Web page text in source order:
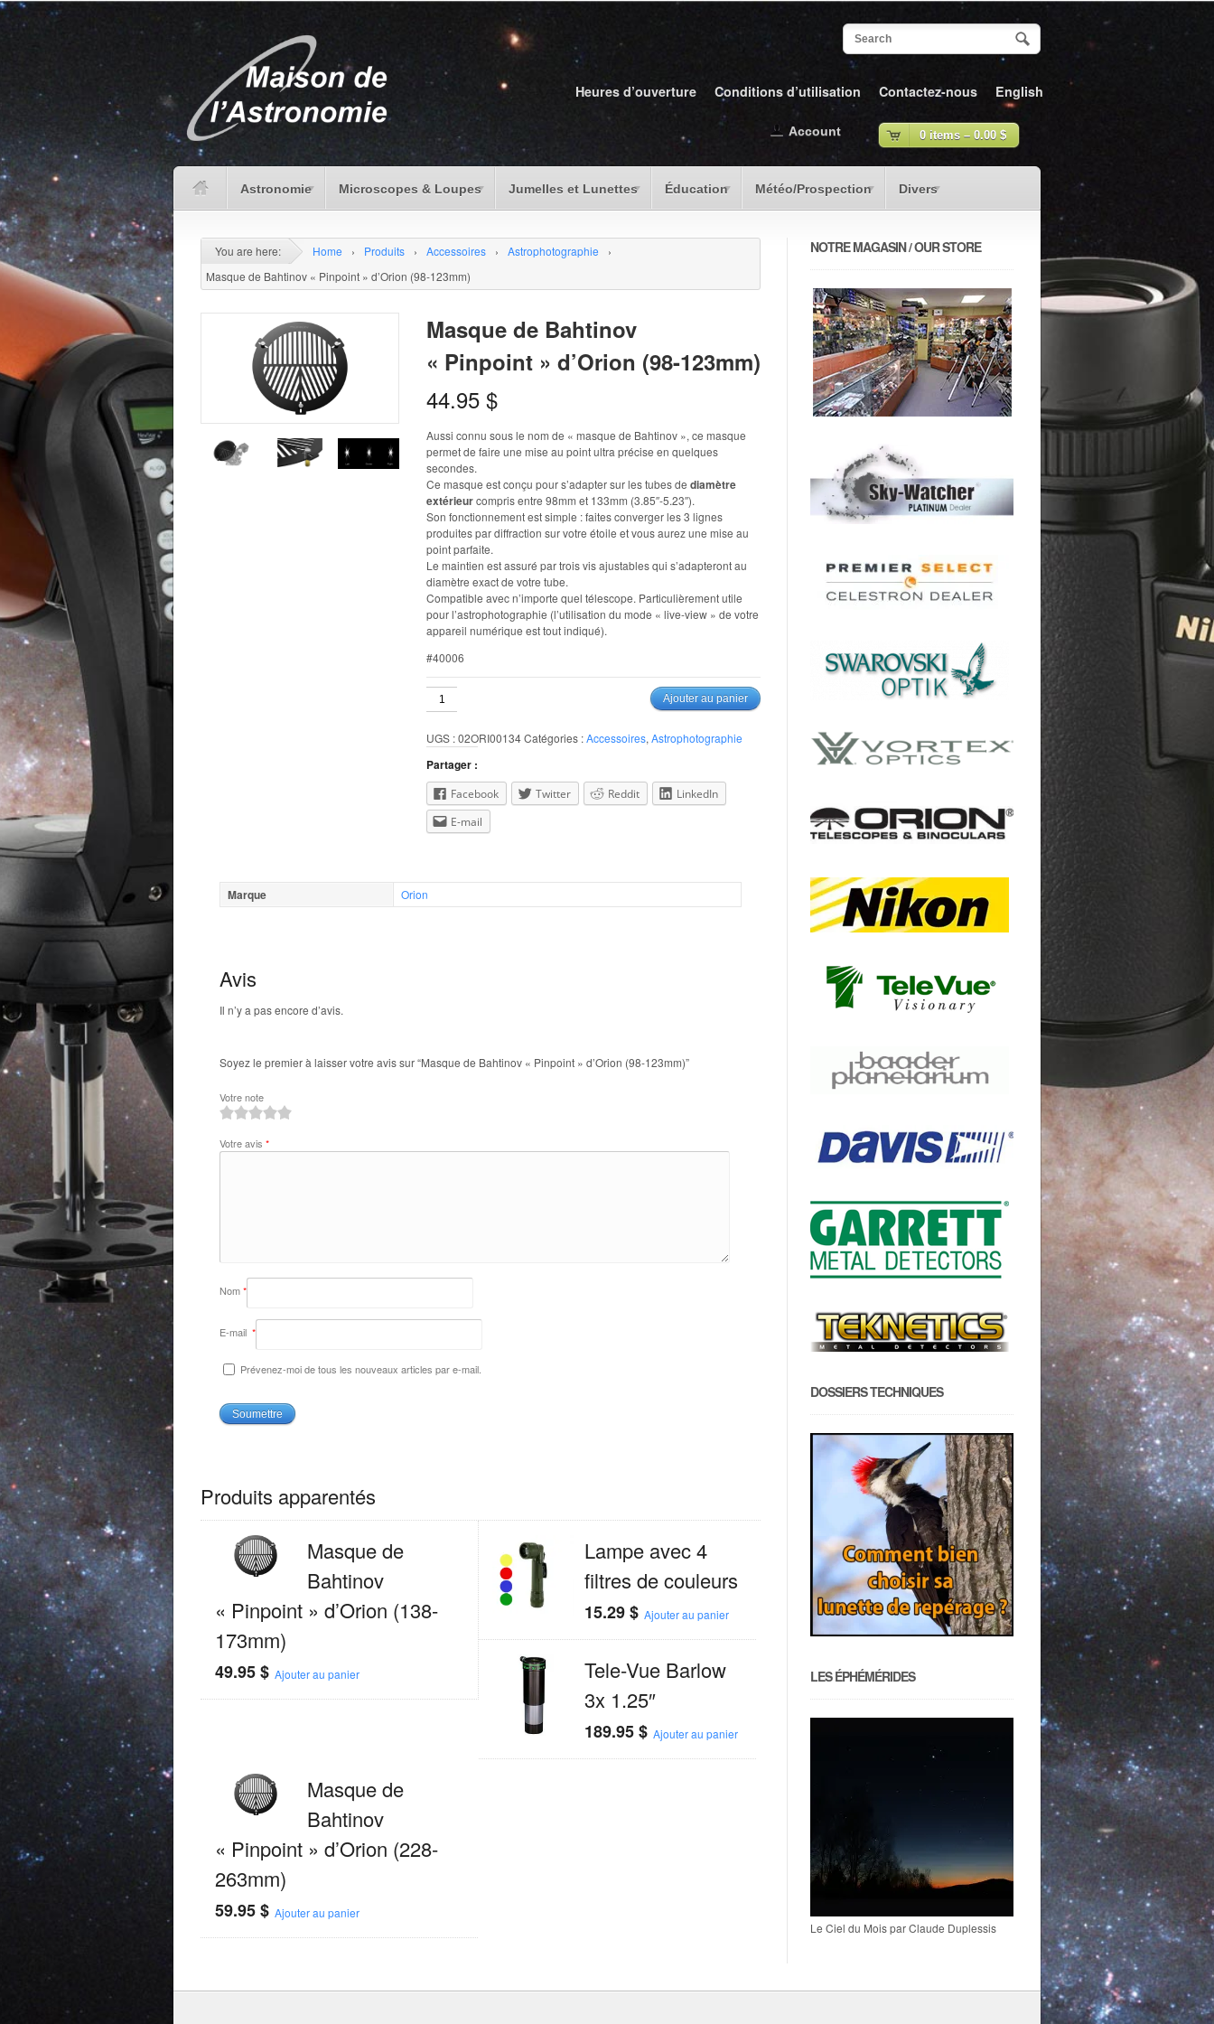
Heures d’ouverture Conditions d’utilisation Contactez-nous English
Astronomie Microscopes & Loupes Jumelles et Lunettes Éducation Météo/Prospection Divers
0 items – 0.00 $
Account
You are here: Home › Produits › Accessoires › Astrophotographie
›
Masque de Bahtinov « Pinpoint » d’Orion (98-123mm)
Masque de Bahtinov
« Pinpoint » d’Orion (98-123mm)
44.95 $
Aussi connu sous le nom de « masque de Bahtinov », ce masque
permet de faire une mise au point ultra précise en quelques
secondes.
Ce masque est conçu pour s’adapter sur les tubes de diamètre
extérieurcompris entre 98mm et 133mm (3.85″-5.23″).
Son fonctionnement est simple : faites converger les 3 lignes
produites par diffraction sur votre étoile et vous aurez une mise au
point parfaite.
Le maintien est assuré par trois vis ajustables qui s’adapteront au
diamètre exact de votre tube.
Compatible avec n’importe quel télescope. Particulièrement utile
pour l’astrophotographie (l’utilisation du mode « live-view » de votre
appareil numérique est tout indiqué).
#40006
quantité
de
de
Bahtinov
"Pinpoint"
d'Orion
(98-
123mm)
Ajouter au panier
UGS :02ORI00134Catégories :Accessoires, Astrophotographie
Partager :
Facebook Twitter Reddit
LinkedIn
E-mail
Marque Orion
Avis
Il n’y a pas encore d’avis.
Soyez le premier à laisser votre avis sur “Masque de Bahtinov « Pinpoint » d’Orion (98-123mm)”
Votre note
Votre avis *
Nom*
E-mail *
Prévenez-moi de tous les nouveaux articles par e-mail.
Produits apparentés
Masque de
Bahtinov
« Pinpoint » d’Orion (138-
173mm)
49.95$ Ajouter au panier
Lampe avec 4
filtres de couleurs
15.29$ Ajouter au panier
Tele-Vue Barlow
3x 1.25″
189.95$ Ajouter au panier
Masque de
Bahtinov
« Pinpoint » d’Orion (228-
263mm)
59.95$ Ajouter au panier
NOTRE MAGASIN / OUR STORE
DOSSIERS TECHNIQUES
LES ÉPHÉMÉRIDES
Le Ciel du Mois par Claude Duplessis